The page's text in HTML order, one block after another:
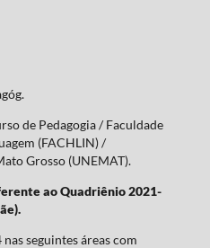
de Pedagogia / Faculdade
(FACHLIN) /
Grosso (UNEMAT).
ao Quadriênio 2021-
seguintes áreas com